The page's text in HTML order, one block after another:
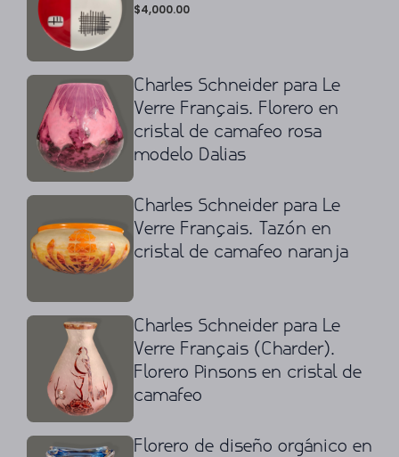
$4,000.00
Charles Schneider para Le
Verre Français. Florero en
cristal de camafeo rosa
modelo Dalias
Charles Schneider para Le
Verre Français. Tazón en
cristal de camafeo naranja
Charles Schneider para Le
Verre Français (Charder).
Florero Pinsons en cristal de
camafeo
Florero de diseño orgánico en